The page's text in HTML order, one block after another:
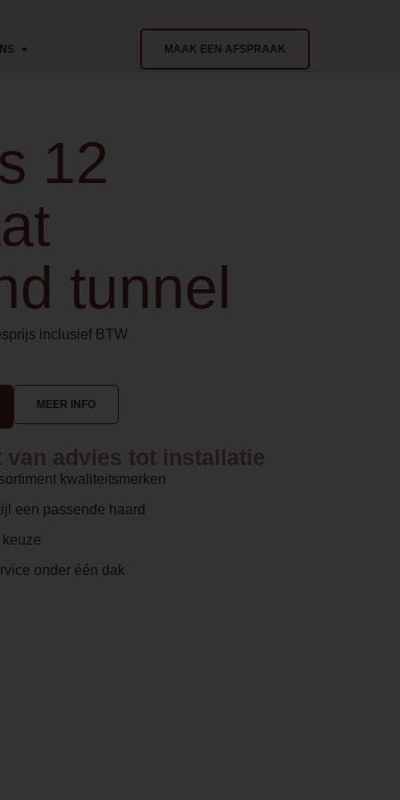
MAAK EEN AFSPRAAK
12
tunnel
inclusief BTW
MEER INFO
advies tot installatie
kwaliteitsmerken
een passende haard
onder één dak